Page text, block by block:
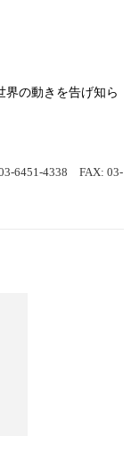
界の動きを告げ知ら
6451-4338 FAX: 03-